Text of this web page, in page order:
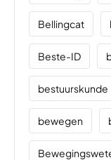
Bellingcat
Beste-ID
bestuurskunde
bewegen